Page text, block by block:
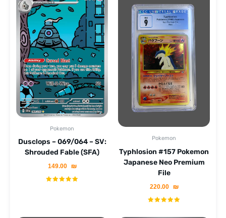
Pokemon
Dusclops – 069/064 – SV:
Shrouded Fable (SFA)
149.00 ₪
Pokemon
Typhlosion #157 Pokemon
Japanese Neo Premium
File
220.00 ₪